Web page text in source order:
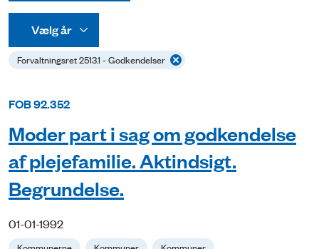
Forvaltningsret 2513.1 - Godkendelser
FOB 92.352
Moder part i sag om godkendelse
af plejefamilie. Aktindsigt.
Begrundelse.
01-01-1992